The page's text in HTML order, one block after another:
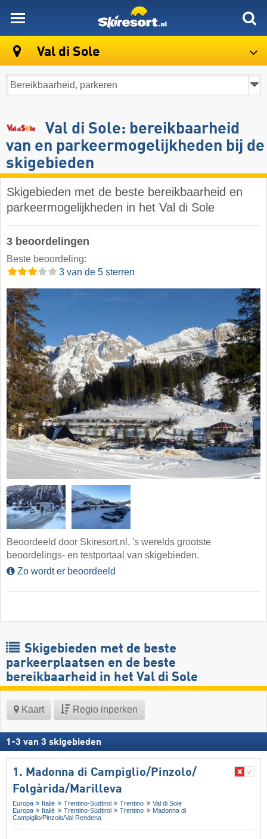
Val di Sole
Val di Sole: bereikbaarheid
van en parkeermogelijkheden bij de
skigebieden
Skigebieden met de beste bereikbaarheid en
parkeermogelijkheden in het Val di Sole
3 beoordelingen
Beste beoordeling:
3 van de 5 sterren
Beoordeeld door Skiresort.nl, 's werelds grootste
beoordelings- en testportaal van skigebieden.
Zo wordt er beoordeeld
Skigebieden met de beste
parkeerplaatsen en de beste
bereikbaarheid in het Val di Sole
Kaart Regio inperken
1 -3 van 3 skigebieden
1. Madonna di Campiglio/​Pinzolo/​
Folgàrida/​Marilleva
Europa Italië Trentino-Südtirol Trentino
Val di Sole
Europa
Italië Trentino-Südtirol Trentino
Madonna di
Campiglio/​Pinzolo/​Val Rendena